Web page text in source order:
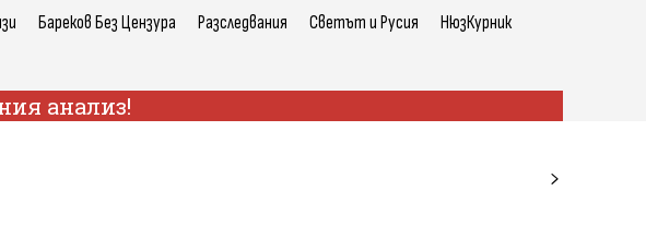
Бареков Без Цензура Разследвания Светът и Русия НюзКурник
анализ!